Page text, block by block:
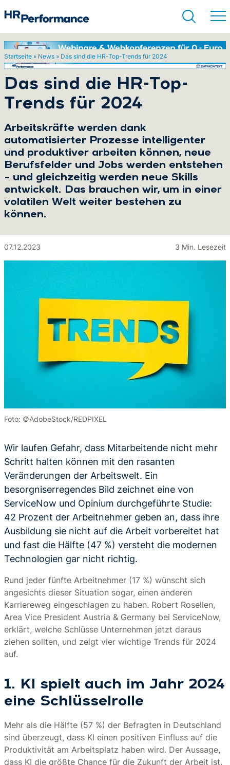
Startseite » News » Das sind die HR-Top-Trends für 2024
Das sind die HR-Top-
Trends für 2024
Arbeitskräfte werden dank
automatisierter Prozesse intelligenter
und produktiver arbeiten können, neue
Berufsfelder und Jobs werden entstehen
– und gleichzeitig werden neue Skills
entwickelt. Das brauchen wir, um in einer
volatilen Welt weiter bestehen zu
können.
07.12.2023 3 Min. Lesezeit
Foto: ©AdobeStock/REDPIXEL
Wir laufen Gefahr, dass Mitarbeitende nicht mehr
Schritt halten können mit den rasanten
Veränderungen der Arbeitswelt. Ein
besorgniserregendes Bild zeichnet eine von
ServiceNow und Opinium durchgeführte Studie:
42 Prozent der Arbeitnehmer geben an, dass ihre
Ausbildung sie nicht auf die Arbeit vorbereitet hat
und fast die Hälfte (47 %) versteht die modernen
Technologien gar nicht richtig.
Rund jeder fünfte Arbeitnehmer (17 %) wünscht sich
angesichts dieser Situation sogar, einen anderen
Karriereweg eingeschlagen zu haben. Robert Rosellen,
Area Vice President Austria & Germany bei ServiceNow,
erklärt, welche Schlüsse Unternehmen jetzt daraus
ziehen sollten, und zeigt vier wichtige Trends für 2024
auf.
1. KI spielt auch im Jahr 2024
eine Schlüsselrolle
Mehr als die Hälfte (57 %) der Befragten in Deutschland
sind überzeugt, dass KI einen positiven Einfluss auf die
Produktivität am Arbeitsplatz haben wird. Der Aussage,
dass KI die größte Chance für die Zukunft der Arbeit ist,